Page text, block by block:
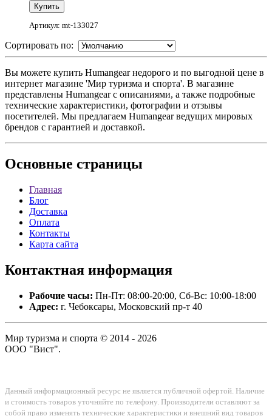
Артикул: mt-133027
Сортировать по:
Вы можете купить Humangear недорого и по выгодной цене в
интернет магазине 'Мир туризма и спорта'. В магазине
представлены Humangear с описаниями, а также подробные
технические характеристики, фотографии и отзывы
посетителей. Мы предлагаем Humangear ведущих мировых
брендов с гарантией и доставкой.
Основные страницы
Главная
Блог
Доставка
Оплата
Контакты
Карта сайта
Контактная информация
Рабочие часы: Пн-Пт: 08:00-20:00, Сб-Вс: 10:00-18:00
Адрес: г. Чебоксары, Московский пр-т 40
Мир туризма и спорта © 2014 - 2026
ООО "Вист".
Данный информационный ресурс не является публичной офертой. Наличие
и стоимость товаров уточняйте по телефону. Производители оставляют за
собой право изменять технические характеристики и внешний вид товаров